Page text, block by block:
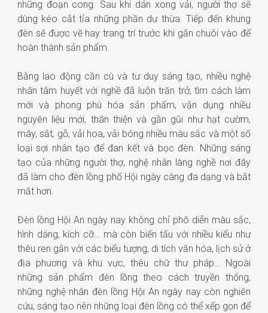
những đoạn cong. Sau khi dán xong vải, người thợ sẽ
dùng kéo cắt tỉa những phần dư thừa. Tiếp đến khung
đèn sẽ được vẽ hay trang trí trước khi gắn chuôi vào để
hoàn thành sản phẩm.
Bằng lao động cần cù và tư duy sáng tạo, nhiều nghệ
nhân tâm huyết với nghề đã luôn trăn trở, tìm cách làm
mới và phong phú hóa sản phẩm, vận dụng nhiều
nguyên liệu mới, thân thiện và gần gũi như hạt cườm,
mây, sắt, gỗ, vải hoa, vải bóng nhiều màu sắc và một số
loại sợi nhân tạo để đan kết và bọc đèn. Những sáng
tạo của những người thợ, nghệ nhân làng nghề nơi đây
đã làm cho đèn lồng phố Hội ngày càng đa dạng và bắt
mắt hơn.
Đèn lồng Hội An ngày nay không chỉ phô diễn màu sắc,
hình dáng, kích cỡ… mà còn biến tấu với nhiều kiểu như
thêu ren gắn với các biểu tượng, di tích văn hóa, lịch sử ở
địa phương và khu vực, thêu chữ thư pháp… Ngoài
những sản phẩm đèn lồng theo cách truyền thống,
những nghệ nhân đèn lồng Hội An ngày nay còn nghiên
cứu, sáng tạo nên những loại đèn lồng có thể xếp gọn để